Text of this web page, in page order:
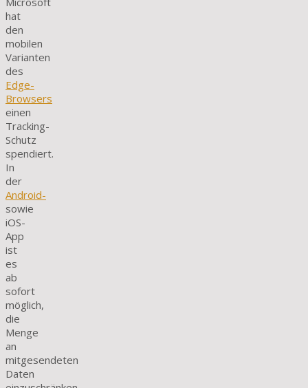
hat
den
mobilen
Varianten
des
Edge-
Browsers
einen
Tracking-
Schutz
spendiert.
In
der
Android-
sowie
iOS-
App
ist
es
ab
sofort
möglich,
die
Menge
an
mitgesendeten
Daten